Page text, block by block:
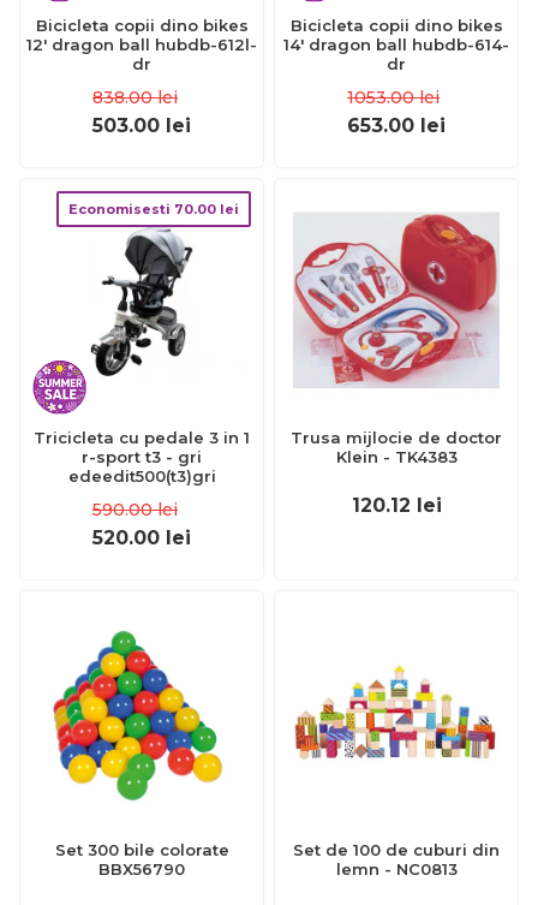
Bicicleta copii dino bikes
12' dragon ball hubdb-612l-
dr
838.00 lei
503.00 lei
Bicicleta copii dino bikes
14' dragon ball hubdb-614-
dr
1053.00 lei
653.00 lei
Economisesti 70.00 lei
Tricicleta cu pedale 3 in 1
r-sport t3 - gri
edeedit500(t3)gri
590.00 lei
520.00 lei
Trusa mijlocie de doctor
Klein - TK4383
120.12 lei
Set 300 bile colorate
BBX56790
Set de 100 de cuburi din
lemn - NC0813